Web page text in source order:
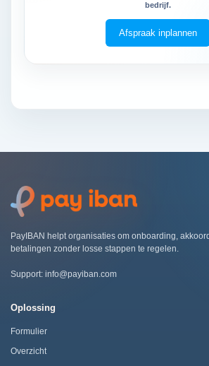
bedrijf.
Afspraak inplannen
PayIBAN helpt organisaties om onboarding,
betalingen zonder losse stappen te regelen.
Support: info@payiban.com
Oplossing
Formulier
Overzicht